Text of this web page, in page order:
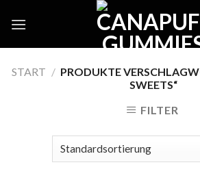
START / PRODUKTE
SWEETS“
FILTER